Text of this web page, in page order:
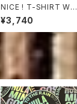
NICE ! T-SHIRT WHI
T ICEGRAY
¥3,740